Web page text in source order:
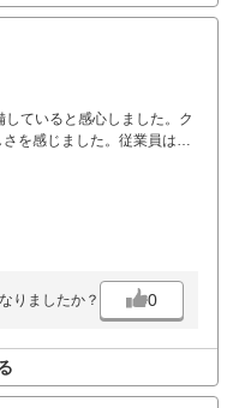
ていると感心しました。ク
を感じました。従業員は男
ローチの練習ができ良かっ
りましたか？ 0